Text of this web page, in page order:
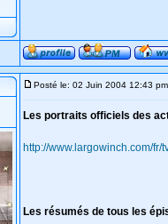
Posté le: 02 Juin 2004 12:43 pm
Les portraits officiels des
http://www.largowinch.com/fr/
Les résumés de tous les